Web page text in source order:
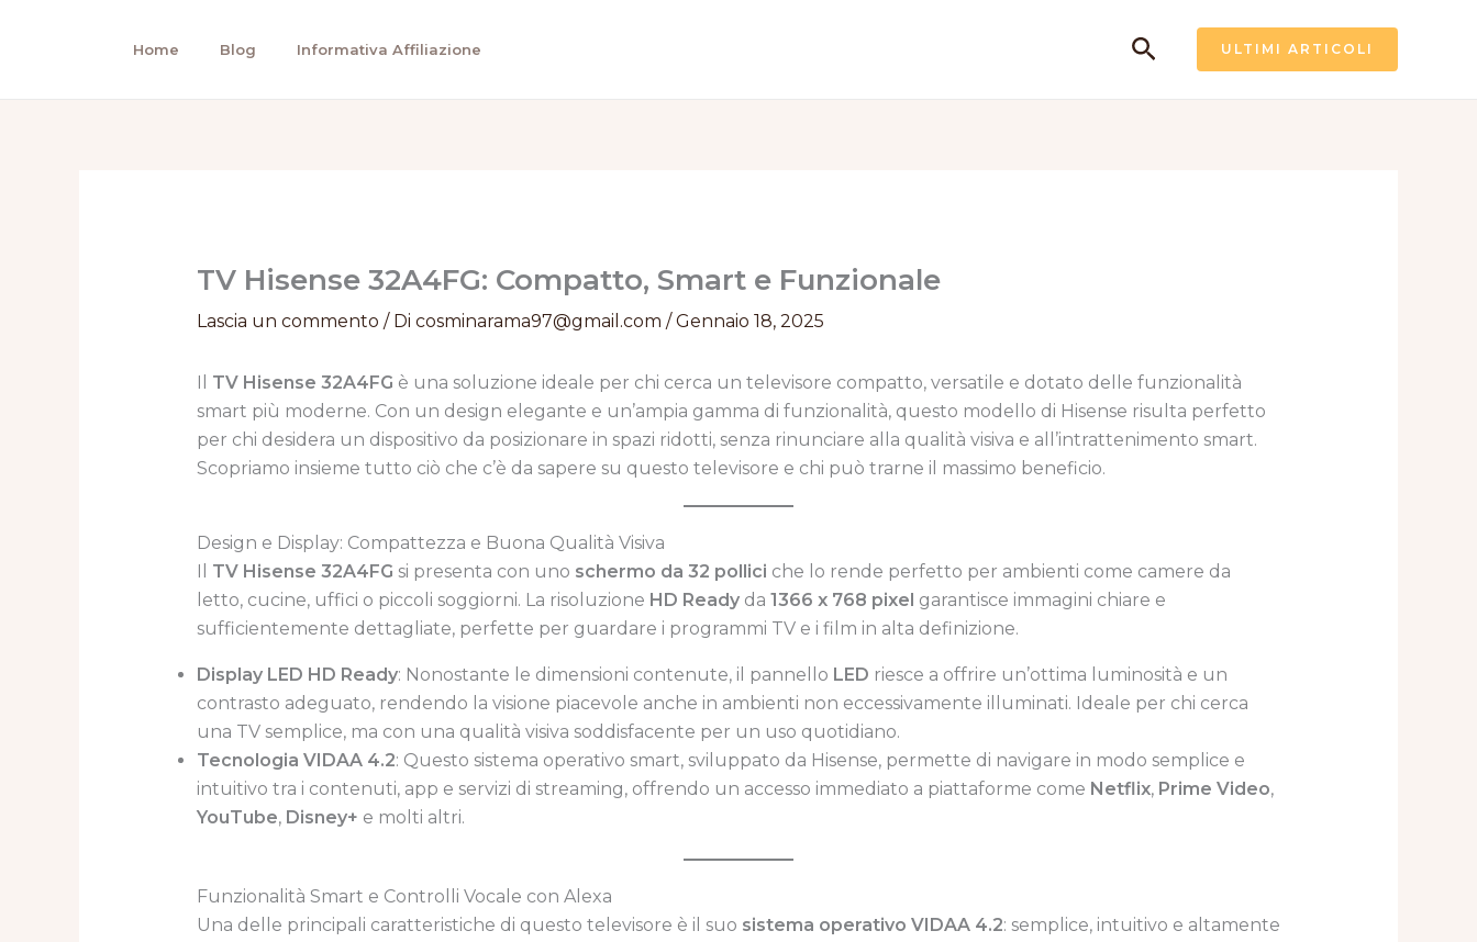
Home Blog Informativa Affiliazione Cerca ULTIMI ARTICOLI
TV Hisense 32A4FG: Compatto, Smart e Funzionale
Lascia un commento / Di cosminarama97@gmail.com /Gennaio 18, 2025
TV Hisense 32A4FG è una soluzione ideale per chi cerca un televisore compatto, versatile e dotato delle funzionalità
smart più moderne. Con un design elegante e un’ampia gamma di funzionalità, questo modello di Hisense risulta perfetto
per chi desidera un dispositivo da posizionare in spazi ridotti, senza rinunciare alla qualità visiva e all’intrattenimento smart.
Scopriamo insieme tutto ciò che c’è da sapere su questo televisore e chi può trarne il massimo beneficio.
Design e Display: Compattezza e Buona Qualità Visiva
TV Hisense 32A4FG si presenta con uno schermo da 32 pollici che lo rende perfetto per ambienti come camere da
letto, cucine, uffici o piccoli soggiorni. La risoluzione HD Readyda 1366 x 768 pixel garantisce immagini chiare e
sufficientemente dettagliate, perfette per guardare i programmi TV e i film in alta definizione.
Display LED HD Ready: Nonostante le dimensioni contenute, il pannello LED riesce a offrire un’ottima luminosità e un
contrasto adeguato, rendendo la visione piacevole anche in ambienti non eccessivamente illuminati. Ideale per chi cerca
una TV semplice, ma con una qualità visiva soddisfacente per un uso quotidiano.
Tecnologia VIDAA 4.2: Questo sistema operativo smart, sviluppato da Hisense, permette di navigare in modo semplice e
intuitivo tra i contenuti, app e servizi di streaming, offrendo un accesso immediato a piattaforme come Netflix, Prime Video,
YouTube, Disney+ e molti altri.
Funzionalità Smart e Controlli Vocale con Alexa
Una delle principali caratteristiche di questo televisore è il suo sistema operativo VIDAA 4.2: semplice, intuitivo e altamente